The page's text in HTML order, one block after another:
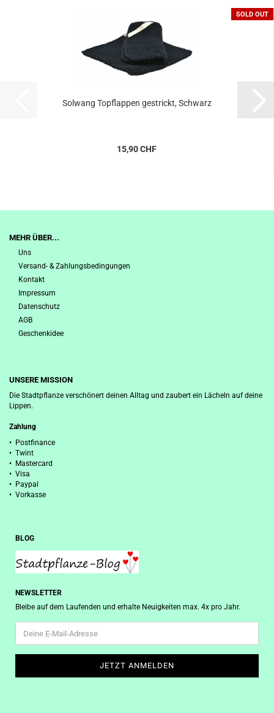
SOLD OUT
Solwang Topflappen gestrickt, Schwarz
15,90 CHF
MEHR ÜBER...
Uns
Versand- & Zahlungsbedingungen
Kontakt
Impressum
Datenschutz
AGB
Geschenkidee
UNSERE MISSION
Die Stadtpflanze verschönert deinen Alltag und zaubert ein Lächeln auf deine
Lippen.
Zahlung
• Postfinance
• Twint
• Mastercard
• Visa
• Paypal
• Vorkasse
BLOG
NEWSLETTER
Bleibe auf dem Laufenden und erhalte Neuigkeiten max. 4x pro Jahr.